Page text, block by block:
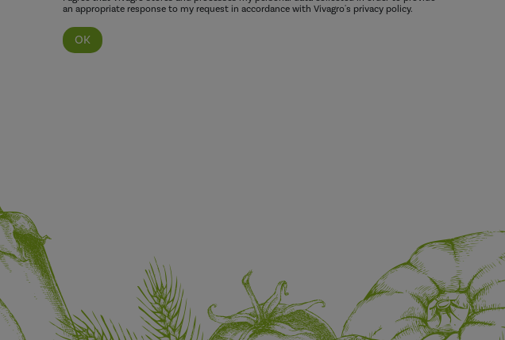
an appropriate response to my request in accordance with Vivagro's privacy policy.